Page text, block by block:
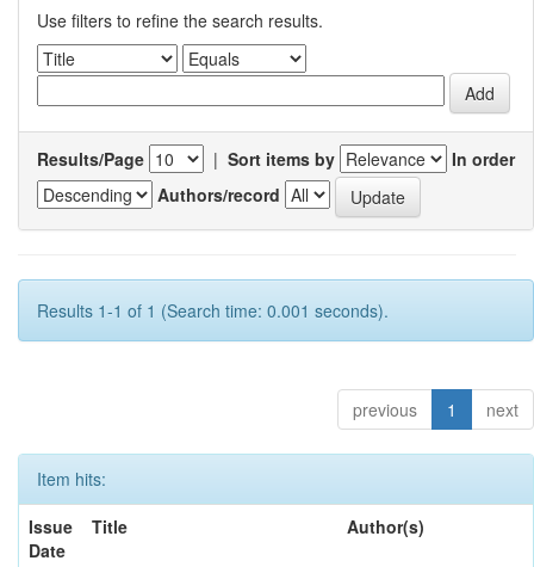
Use filters to refine the search results.
Results/Page | Sort items by
In order
Authors/record
Results 1-1 of 1 (Search time: 0.001 seconds).
previous 1 next
Item hits:
Issue
Date
Title Author(s)